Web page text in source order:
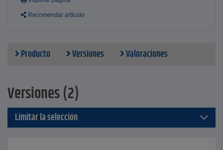
Recomendar artículo
Producto Versiones Valoraciones
Versiones (2)
Limitar la selección